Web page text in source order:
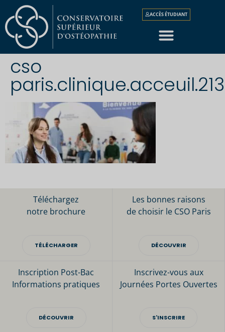
ACCÈS ÉTUDIANT
cso
Téléchargez
notre brochure
TÉLÉCHARGER
Les bonnes raisons
de choisir le CSO Paris
DÉCOUVRIR
Inscription Post-Bac
Informations pratiques
DÉCOUVRIR
Inscrivez-vous aux
Journées Portes Ouvertes
S'INSCRIRE